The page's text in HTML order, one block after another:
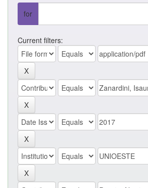
for
Current filters: